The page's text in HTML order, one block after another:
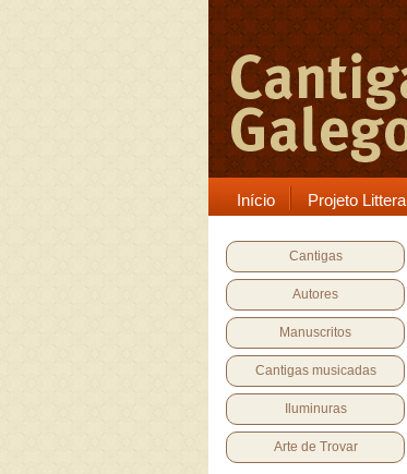
Início Projeto Littera
Cantigas
Autores
Manuscritos
Cantigas musicadas
Iluminuras
Arte de Trovar